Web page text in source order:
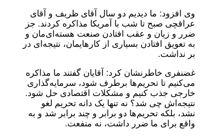
وی افزود: ما دیدیم دو سال آقای ظریف و آقای
عراقچی صبح تا شب با آمریکا مذاکره کردند. جز
ضرر و زیان و عقب افتادن صنعت هسته‌ای‌مان و
به تعویق افتادن بسیاری از کارهایمان، نتیجه‌ای در
بر نداشت.
غضنفری خاطرنشان کرد: آقایان گفتند ما مذاکره
می‌کنیم تا تحریم‌ها برطرف شود، سرمایه‌گذاری
خارجی جذب کنیم و مشکلات اقتصادی حل شود.
نتیجه‌اش چی شد؟ نه تنها یک دانه تحریم لغو
نشد، بلکه تحریم‌ها دو برابر و چند برابر شد و به
واقع برای ما ضرر داشت، نه منفعت.